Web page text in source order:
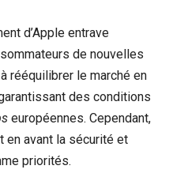
d’Apple entrave
de nouvelles
rééquilibrer le marché en
des conditions
européennes. Cependant,
en avant la sécurité et
priorités.